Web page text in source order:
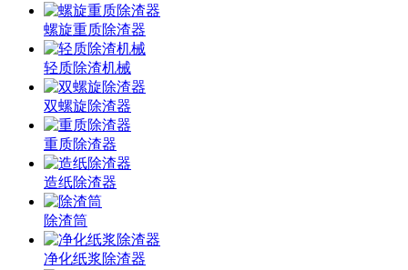
螺旋重质除渣器
轻质除渣机械
双螺旋除渣器
重质除渣器
造纸除渣器
除渣筒
净化纸浆除渣器